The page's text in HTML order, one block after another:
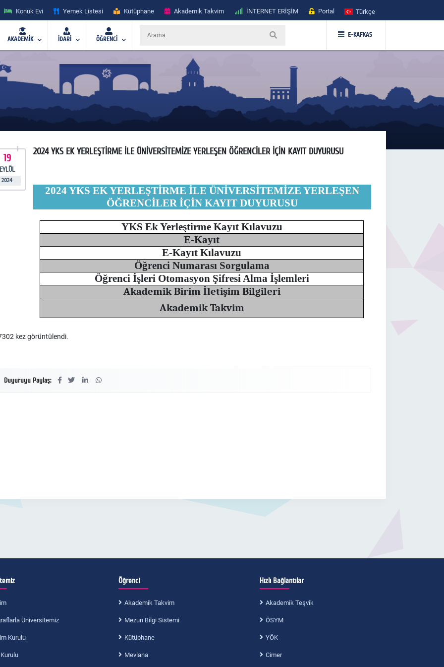
Konuk Evi Yemek Listesi Kütüphane Akademik Takvim İNTERNET ERİŞİM Portal Türkçe
AKADEMİK İDARİ ÖĞRENCİ
E-KAFKAS
19
EYLÜL
2024
2024 YKS EK YERLEŞTİRME İLE ÜNİVERSİTEMİZE YERLEŞEN ÖĞRENCİLER İÇİN KAYIT DUYURUSU
2024 YKS EK YERLEŞTİRME İLE ÜNİVERSİTEMİZE YERLEŞEN
ÖĞRENCİLER İÇİN KAYIT DUYURUSU
YKS Ek Yerleştirme Kayıt Kılavuzu
E-Kayıt
E-Kayıt Kılavuzu
Öğrenci Numarası Sorgulama
Öğrenci İşleri Otomasyon Şifresi Alma İşlemleri
Akademik Birim İletişim Bilgileri
Akademik Takvim
kez görüntülendi.
Duyuruyu Paylaş:
Üniversitemiz
Kurulu
Öğrenci
Akademik Takvim
Mezun Bilgi Sistemi
Kütüphane
Mevlana
Hızlı Bağlantılar
Akademik Teşvik
ÖSYM
YÖK
Cimer